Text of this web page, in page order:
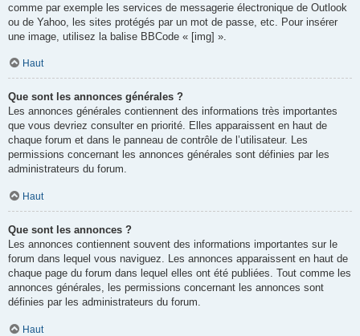
comme par exemple les services de messagerie électronique de Outlook
ou de Yahoo, les sites protégés par un mot de passe, etc. Pour insérer
une image, utilisez la balise BBCode « [img] ».
Haut
Que sont les annonces générales ?
Les annonces générales contiennent des informations très importantes
que vous devriez consulter en priorité. Elles apparaissent en haut de
chaque forum et dans le panneau de contrôle de l’utilisateur. Les
permissions concernant les annonces générales sont définies par les
administrateurs du forum.
Haut
Que sont les annonces ?
Les annonces contiennent souvent des informations importantes sur le
forum dans lequel vous naviguez. Les annonces apparaissent en haut de
chaque page du forum dans lequel elles ont été publiées. Tout comme les
annonces générales, les permissions concernant les annonces sont
définies par les administrateurs du forum.
Haut